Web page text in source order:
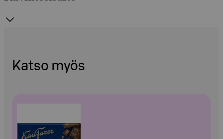
Katso myös